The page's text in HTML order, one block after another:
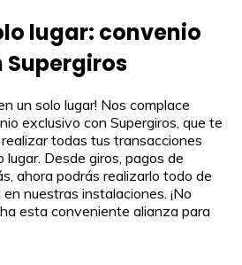
lugar: convenio
Supergiros
un solo lugar! Nos complace
exclusivo con Supergiros, que te
todas tus transacciones
lugar. Desde giros, pagos de
ahora podrás realizarlo todo de
nuestras instalaciones. ¡No
esta conveniente alianza para